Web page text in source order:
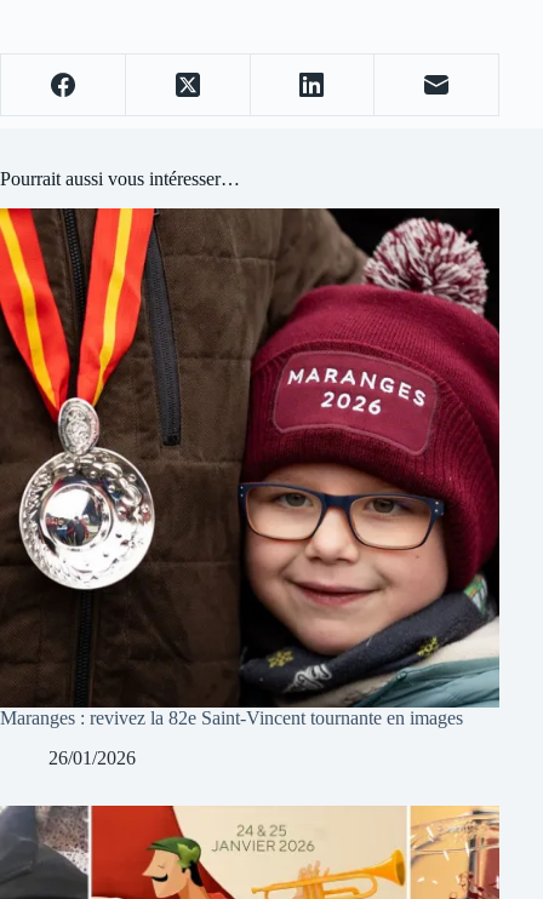
Pourrait aussi vous intéresser…
Maranges : revivez la 82e Saint-Vincent tournante en images
26/01/2026